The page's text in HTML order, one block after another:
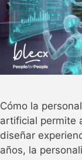
Cómo la
artificial permite
diseñar
años, la